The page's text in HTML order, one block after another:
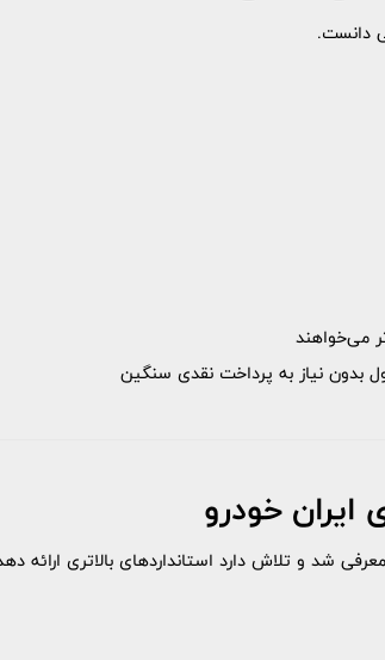
دانست.
می‌خواهند
بدون نیاز به پرداخت نقدی سنگین
شد و تلاش دارد استانداردهای بالاتری ارائه